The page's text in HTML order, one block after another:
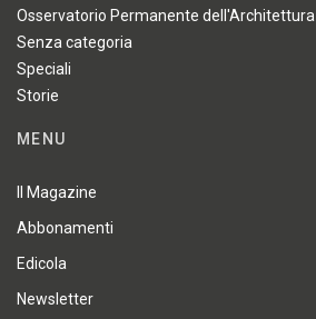
Osservatorio Permanente
Senza categoria
Speciali
Storie
MENU
Il Magazine
Abbonamenti
Edicola
Newsletter